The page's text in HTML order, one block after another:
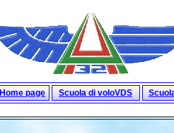
Home page Scuola di voloVDS